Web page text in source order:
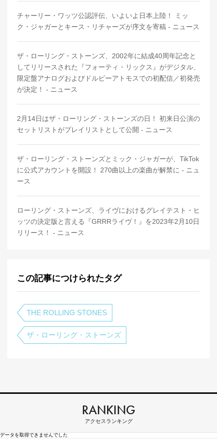
チャーリー・ワッツ公認評伝、いよいよ日本上陸！ ミッ
ク・ジャガーとキース・リチャーズが序文を寄稿 - ニュース
ザ・ローリング・ストーンズ、2002年に結成40周年記念と
してリリースされた『フォーティ・リックス』がデジタル、
限定盤アナログおよびドルビーアトモスでの初配信／初発売
が決定！ - ニュース
2月14日はザ・ローリング・ストーンズの日！ 初来日公演の
セットリストがプレイリストとして公開 - ニュース
ザ・ローリング・ストーンズとミック・ジャガーが、TikTok
に公式アカウントを開設！ 270曲以上の楽曲が解禁に - ニュ
ース
ローリング・ストーンズ、ライヴにおけるグレイテスト・ヒ
ッツの決定版と言える『GRRRライヴ！』を2023年2月10日
リリース！ - ニュース
この記事につけられたタグ
THE ROLLING STONES
ザ・ローリング・ストーンズ
RANKING
アクセスランキング
データを取得できませんでした